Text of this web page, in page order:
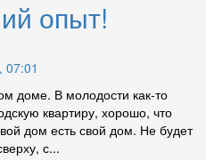
опыт!
07:01
доме. В молодости как-то
квартиру, хорошо, что
дом есть свой дом. Не будет
с...